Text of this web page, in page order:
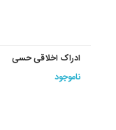
ادراک اخلاقی حسی
ناموجود